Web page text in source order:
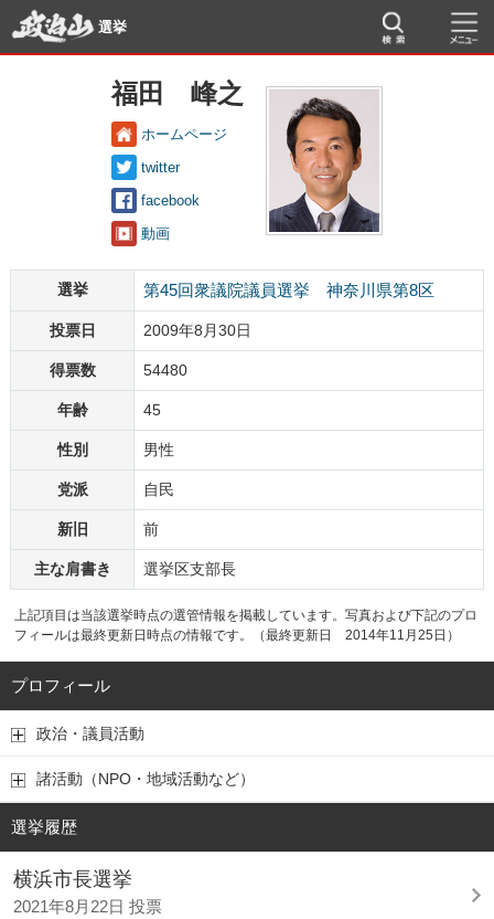
選挙
福田 峰之
ホームページ
twitter
facebook
動画
選挙 第45回衆議院議員選挙 神奈川県第8区
投票日 2009年8月30日
得票数 54480
年齢 45
性別 男性
党派 自民
新旧 前
主な肩書き 選挙区支部長
上記項目は当該選挙時点の選管情報を掲載しています。写真および下記のプロ
フィールは最終更新日時点の情報です。（最終更新日 2014年11月25日）
プロフィール
政治・議員活動
諸活動（NPO・地域活動など）
選挙履歴
横浜市長選挙
2021年8月22日 投票